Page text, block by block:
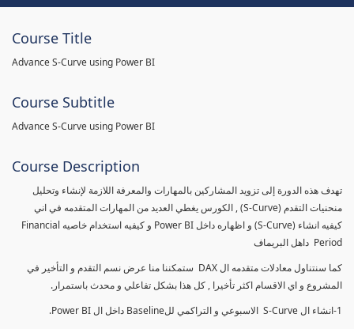
Course Title
Advance S-Curve using Power BI
Course Subtitle
Advance S-Curve using Power BI
Course Description
تهدف هذه الدورة إلى تزويد المشاركين بالمهارات والمعرفة اللازمة لإنشاء وتحليل
منحنيات التقدم (S-Curve) , الكورس يغطي العديد من المهارات المتقدمه في اني
كيفيه انشاء (S-Curve) و اظهاره داخل Power BI و كيفيه استخدام خاصيه Financial
Period داهل البريماف
كما سنتناول معادلات متقدمه ال DAX ستمكننا منا عرض نسم التقدم و التأخير في
المشروع و اي الاقسام اكثر تأخيرا , كل هذا بشكل تفاعلي و محدث باستمرار.
1-انشاء ال S-Curve الاسبوعي و التراكمي للBaseline داخل ال Power BI.